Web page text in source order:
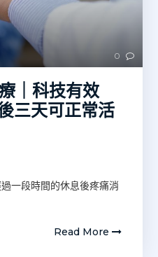
0
｜科技有效
三天可正常活
一段時間的休息後疼痛消
Read More